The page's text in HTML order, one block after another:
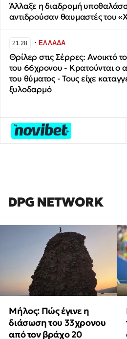
Άλλαξε η διαδρομή
αντιδρούσαν θαυμαστές του
21:28 ∙ΕΛΛΑΔΑ
Θρίλερ στις Σέρρες: Ανοικτό
του 66χρονου - Κρατούνται ο
του θύματος - Τους είχε
ξυλοδαρμό
DPG NETWORK
Μήλος: Πώς έγινε η
διάσωση του 33χρονου
από τον βράχο 20